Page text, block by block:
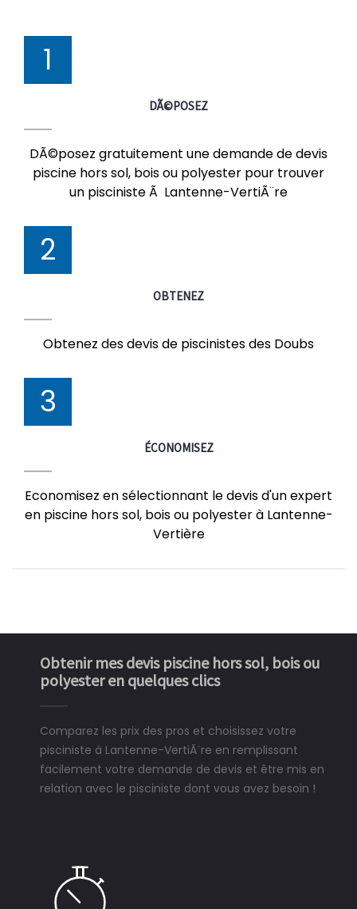
1
DÃ©POSEZ
DÃ©posez gratuitement une demande de devis
piscine hors sol, bois ou polyester pour trouver
un pisciniste Ã Lantenne-VertiÃ¨re
2
OBTENEZ
Obtenez des devis de piscinistes des Doubs
3
ÉCONOMISEZ
Economisez en sélectionnant le devis d'un expert
en piscine hors sol, bois ou polyester à Lantenne-
Vertière
Obtenir mes devis piscine hors sol, bois ou
polyester en quelques clics
Comparez les prix des pros et choisissez votre
pisciniste à Lantenne-VertiÃ¨re en remplissant
facilement votre demande de devis et être mis en
relation avec le pisciniste dont vous avez besoin !